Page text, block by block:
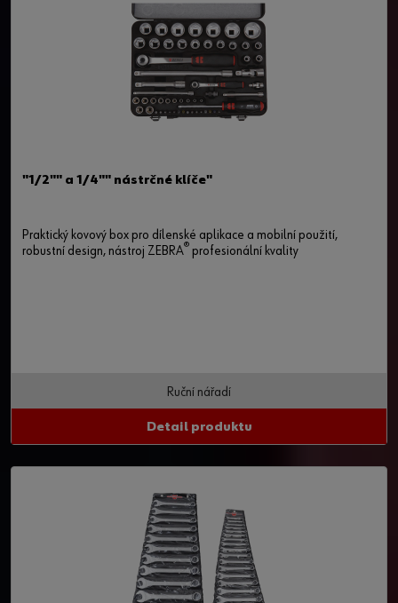
"1/2"" a 1/4"" nástrčné klíče"
Praktický kovový box pro dílenské aplikace a mobilní použití,
robustní design, nástroj ZEBRA® profesionální kvality
Ruční nářadí
Detail produktu